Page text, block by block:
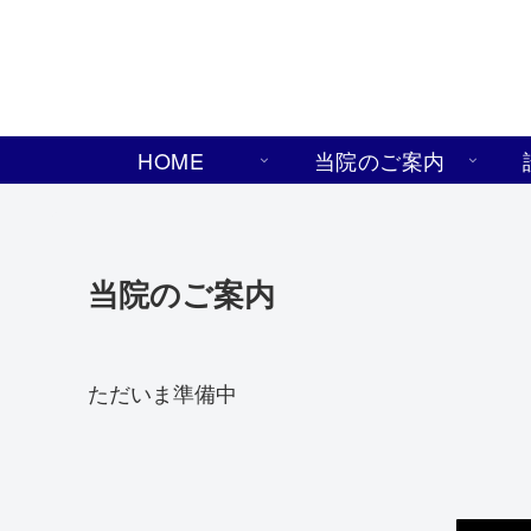
HOME 当院のご案内
当院のご案内
ただいま準備中